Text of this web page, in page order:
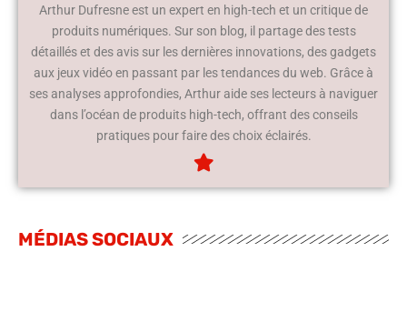
Arthur Dufresne est un expert en high-tech et un critique de
produits numériques. Sur son blog, il partage des tests
détaillés et des avis sur les dernières innovations, des gadgets
aux jeux vidéo en passant par les tendances du web. Grâce à
ses analyses approfondies, Arthur aide ses lecteurs à naviguer
dans l’océan de produits high-tech, offrant des conseils
pratiques pour faire des choix éclairés.
MÉDIAS SOCIAUX